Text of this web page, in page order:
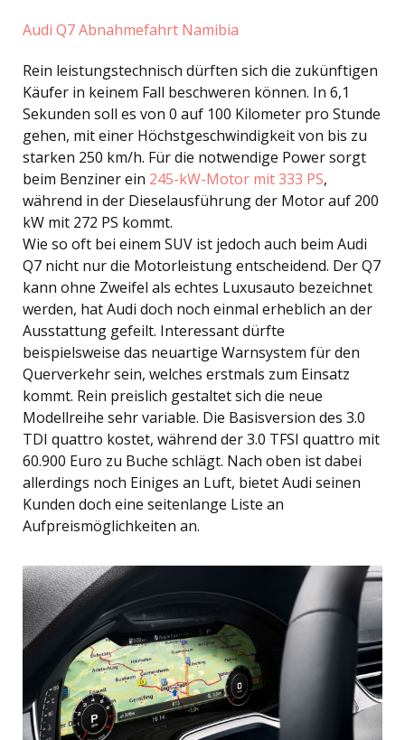
Audi Q7 Abnahmefahrt Namibia
Rein leistungstechnisch dürften sich die zukünftigen
Käufer in keinem Fall beschweren können. In 6,1
Sekunden soll es von 0 auf 100 Kilometer pro Stunde
gehen, mit einer Höchstgeschwindigkeit von bis zu
starken 250 km/h. Für die notwendige Power sorgt
beim Benziner ein 245-kW-Motor mit 333 PS,
während in der Dieselausführung der Motor auf 200
kW mit 272 PS kommt.
Wie so oft bei einem SUV ist jedoch auch beim Audi
Q7 nicht nur die Motorleistung entscheidend. Der Q7
kann ohne Zweifel als echtes Luxusauto bezeichnet
werden, hat Audi doch noch einmal erheblich an der
Ausstattung gefeilt. Interessant dürfte
beispielsweise das neuartige Warnsystem für den
Querverkehr sein, welches erstmals zum Einsatz
kommt. Rein preislich gestaltet sich die neue
Modellreihe sehr variable. Die Basisversion des 3.0
TDI quattro kostet, während der 3.0 TFSI quattro mit
60.900 Euro zu Buche schlägt. Nach oben ist dabei
allerdings noch Einiges an Luft, bietet Audi seinen
Kunden doch eine seitenlange Liste an
Aufpreismöglichkeiten an.